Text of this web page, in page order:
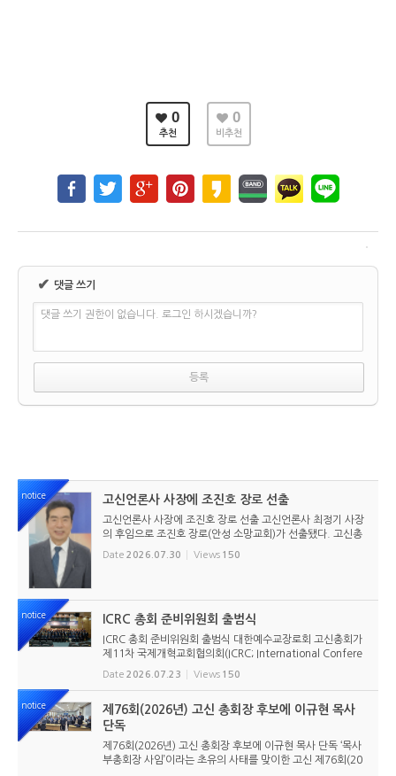
0
추천
0
비추천
✔ 댓글 쓰기
댓글 쓰기 권한이 없습니다. 로그인 하시겠습니까?
notice 고신언론사 사장에 조진호 장로 선출
고신언론사 사장에 조진호 장로 선출 고신언론사 최정기 사장
의 후임으로 조진호 장로(안성 소망교회)가 선출됐다. 고신총
회 유지재단 이사회는 2026년 7월 30일(목) 오전 11시 고신
총회회관 3층에서 임시이사회를 열고, 조진호 장로를 차기 사
Date 2026.07.30 Views 150
notice ICRC 총회 준비위원회 출범식
ICRC 총회 준비위원회 출범식 대한예수교장로회 고신총회가
제11차 국제개혁교회협의회(ICRC; International Confere
nce of Reformed Churches) 총회를 앞두고 본격적인 준비
에 들어갔다. 2026년 7월 20일 서울 남서울교회에서 ‘ICRC
Date 2026.07.23 Views 150
notice
제76회(2026년) 고신 총회장 후보에 이규현 목사
단독
제76회(2026년) 고신 총회장 후보에 이규현 목사 단독 ‘목사
부총회장 사임’이라는 초유의 사태를 맞이한 고신 제76회(20